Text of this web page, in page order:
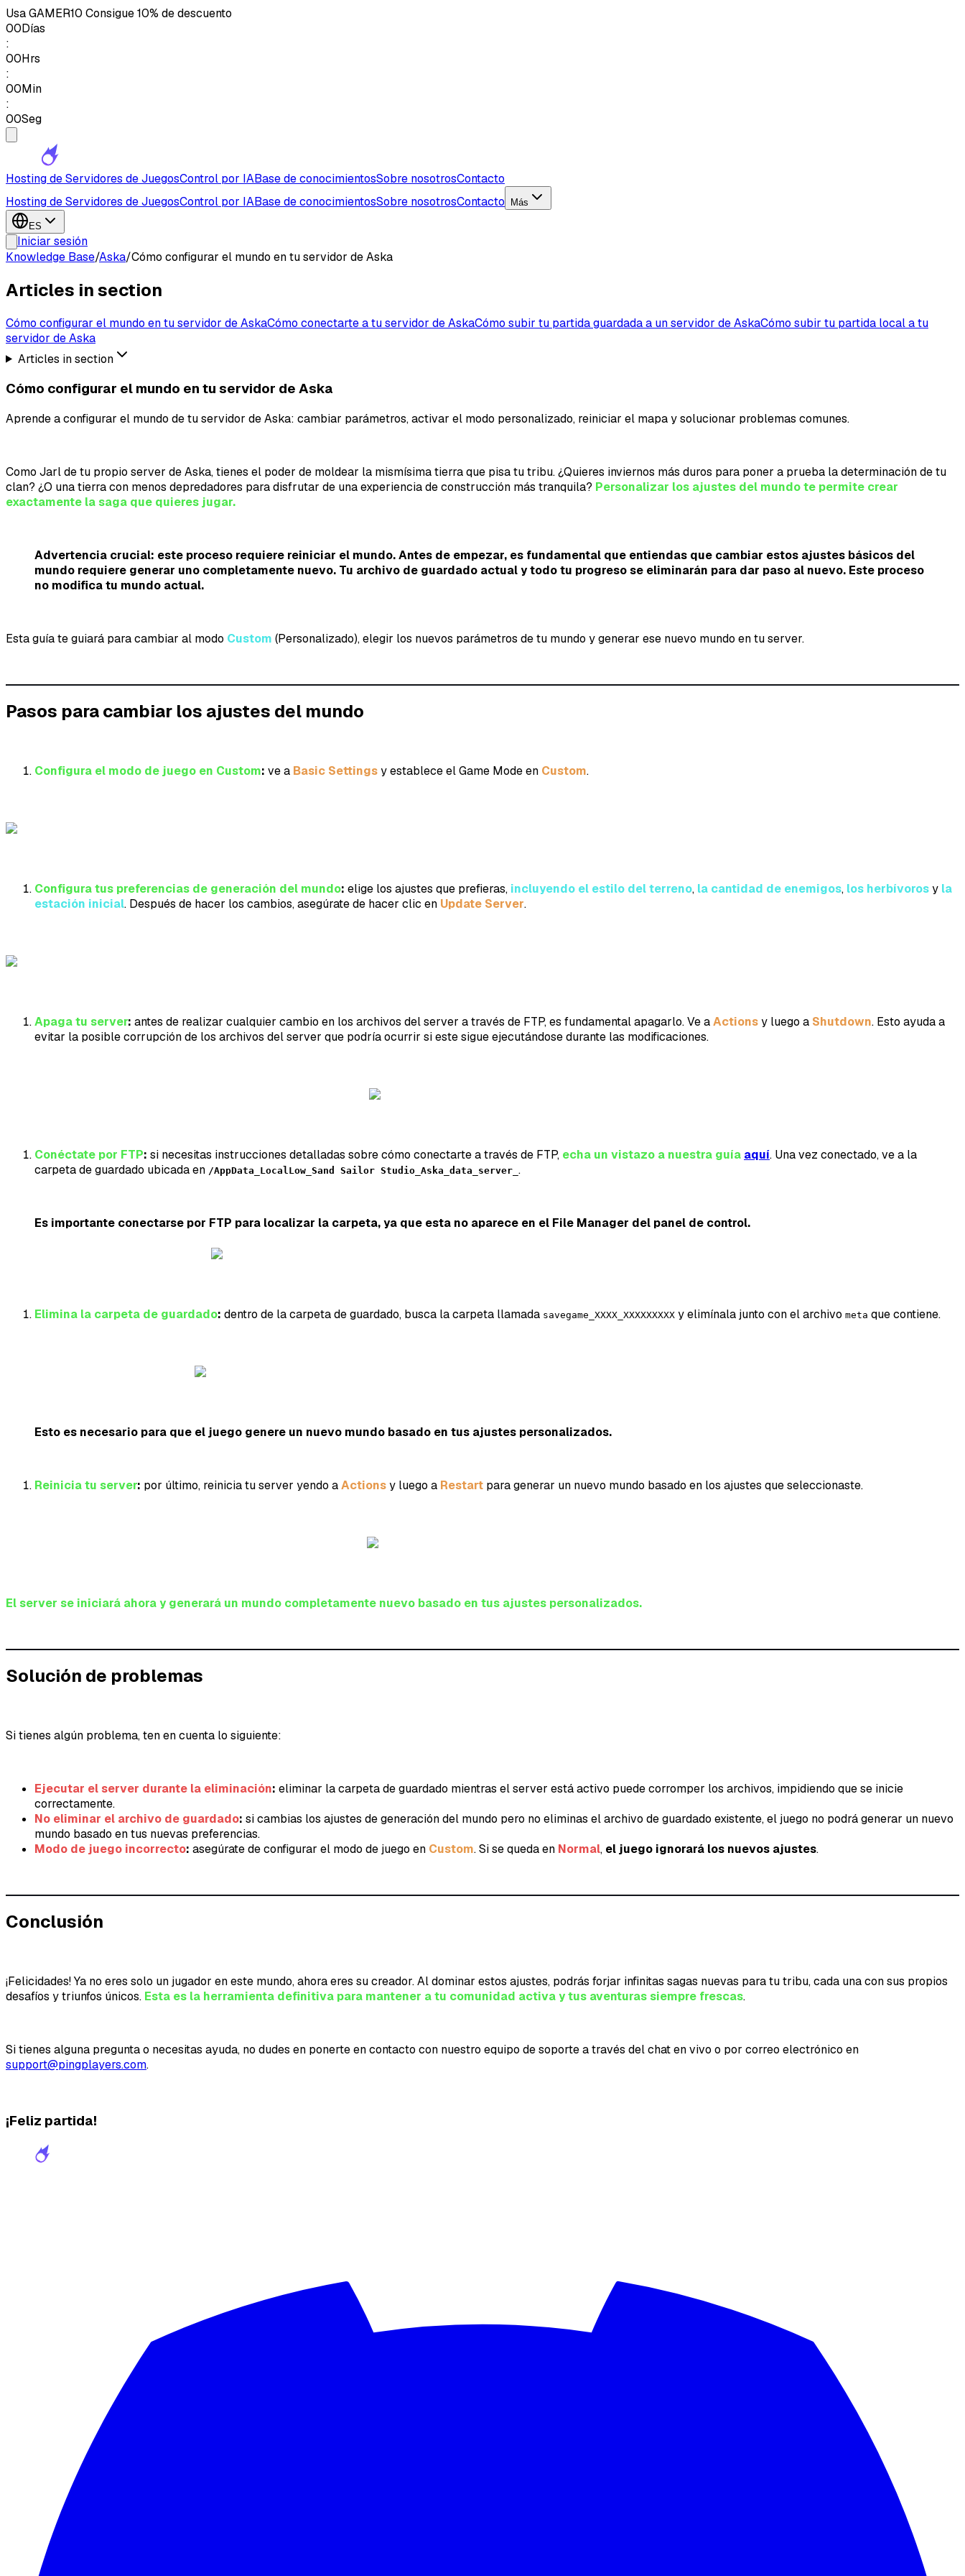
UsaGAMER10 Consigue 10% de descuento
00Días
:
00Hrs
:
00Min
:
00Seg
Hosting de Servidores de JuegosControl por IABase de conocimientosSobre nosotrosContacto
Hosting de Servidores de JuegosControl por IABase de conocimientosSobre nosotrosContacto Más
ES
Iniciar sesión
Knowledge Base/Aska/Cómo configurar el mundo en tu servidor de Aska
Articles in section
Cómo configurar el mundo en tu servidor de AskaCómo conectarte a tu servidor de AskaCómo subir tu partida guardada a un servidor de AskaCómo subir tu partida local a tu
servidor de Aska
Articles in section
Cómo configurar el mundo en tu servidor de Aska
Aprende a configurar el mundo de tu servidor de Aska: cambiar parámetros, activar el modo personalizado, reiniciar el mapa y solucionar problemas comunes.
Como Jarl de tu propio server de Aska, tienes el poder de moldear la mismísima tierra que pisa tu tribu. ¿Quieres inviernos más duros para poner a prueba la determinación de tu
clan? ¿O una tierra con menos depredadores para disfrutar de una experiencia de construcción más tranquila? Personalizar los ajustes del mundo te permite crear
exactamente la saga que quieres jugar.
Advertencia crucial: este proceso requiere reiniciar el mundo. Antes de empezar, es fundamental que entiendas que cambiar estos ajustes básicos del
mundo requiere generar uno completamente nuevo. Tu archivo de guardado actual y todo tu progreso se eliminarán para dar paso al nuevo. Este proceso
no modifica tu mundo actual.
Esta guía te guiará para cambiar al modo Custom (Personalizado), elegir los nuevos parámetros de tu mundo y generar ese nuevo mundo en tu server.
Pasos para cambiar los ajustes del mundo
Configura el modo de juego en Custom: ve a Basic Settingsy establece el Game Mode en Custom.
Configura tus preferencias de generación del mundo: elige los ajustes que prefieras, incluyendo el estilo del terreno, la cantidad de enemigos, los herbívorosy la
estación inicial. Después de hacer los cambios, asegúrate de hacer clic en Update Server.
Apaga tu server: antes de realizar cualquier cambio en los archivos del server a través de FTP, es fundamental apagarlo. Ve aActionsy luego a Shutdown. Esto ayuda a
evitar la posible corrupción de los archivos del server que podría ocurrir si este sigue ejecutándose durante las modificaciones.
Conéctate por FTP: si necesitas instrucciones detalladas sobre cómo conectarte a través de FTP, echa un vistazo a nuestra guía aquí. Una vez conectado, ve a la
carpeta de guardado ubicada en /AppData_LocalLow_Sand Sailor Studio_Aska_data_server_ .
Es importante conectarse por FTP para localizar la carpeta, ya que esta no aparece en el File Manager del panel de control.
Elimina la carpeta de guardado: dentro de la carpeta de guardado, busca la carpeta llamada savegame_XXXX_XXXXXXXXX y elimínala junto con el archivo meta que contiene.
Esto es necesario para que el juego genere un nuevo mundo basado en tus ajustes personalizados.
Reinicia tu server: por último, reinicia tu server yendo aActionsy luego a Restart para generar un nuevo mundo basado en los ajustes que seleccionaste.
El server se iniciará ahora y generará un mundo completamente nuevo basado en tus ajustes personalizados.
Solución de problemas
Si tienes algún problema, ten en cuenta lo siguiente:
Ejecutar el server durante la eliminación: eliminar la carpeta de guardado mientras el server está activo puede corromper los archivos, impidiendo que se inicie
correctamente.
No eliminar el archivo de guardado: si cambias los ajustes de generación del mundo pero no eliminas el archivo de guardado existente, el juego no podrá generar un nuevo
mundo basado en tus nuevas preferencias.
Modo de juego incorrecto: asegúrate de configurar el modo de juego en Custom. Si se queda en Normal, el juego ignorará los nuevos ajustes.
Conclusión
¡Felicidades! Ya no eres solo un jugador en este mundo, ahora eres su creador. Al dominar estos ajustes, podrás forjar infinitas sagas nuevas para tu tribu, cada una con sus propios
desafíos y triunfos únicos. Esta es la herramienta definitiva para mantener a tu comunidad activa y tus aventuras siempre frescas.
Si tienes alguna pregunta o necesitas ayuda, no dudes en ponerte en contacto con nuestro equipo de soporte a través del chat en vivo o por correo electrónico en
support@pingplayers.com.
¡Feliz partida!